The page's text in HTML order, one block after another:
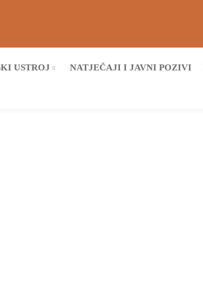
USTROJ NATJEČAJI I JAVNI POZIVI